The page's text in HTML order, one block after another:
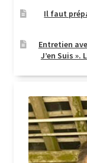
Il faut
Entretien
J’en Suis ».